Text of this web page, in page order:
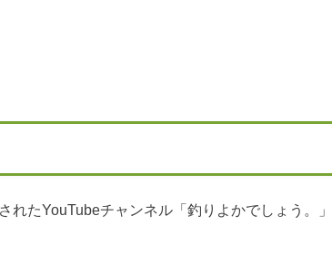
れたYouTubeチャンネル「釣りよかでしょう。」